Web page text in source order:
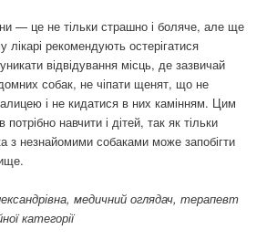
— це не тільки страшно і боляче, але ще
лікарі рекомендують остерігатися
відвідування місць, де зазвичай
собак, не чіпати щенят, що не
і не кидатися в них камінням. Цим
потрібно навчити і дітей, так як тільки
з незнайомими собаками може запобігти
медичний оглядач, терапевт
категорії